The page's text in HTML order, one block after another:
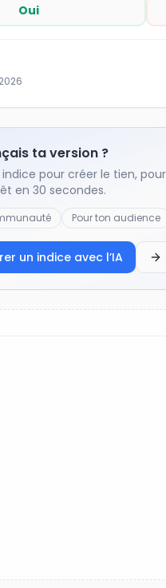
Oui
ta version ?
indice pour créer le tien,
en 30 secondes.
Pour ton audience
un indice avec l’IA